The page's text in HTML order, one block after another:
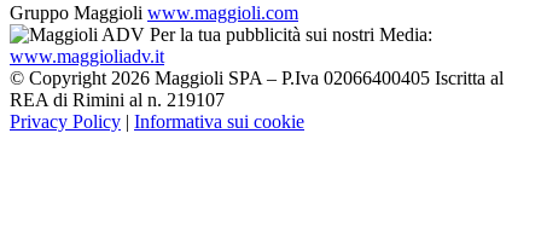
Gruppo Maggioli www.maggioli.com
Per la tua pubblicità sui nostri Media:
www.maggioliadv.it
© Copyright 2026 Maggioli SPA – P.Iva 02066400405 Iscritta al
REA di Rimini al n. 219107
Privacy Policy | Informativa sui cookie